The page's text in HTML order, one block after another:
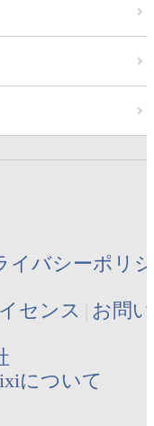
イバシーポリ
センス お問
について